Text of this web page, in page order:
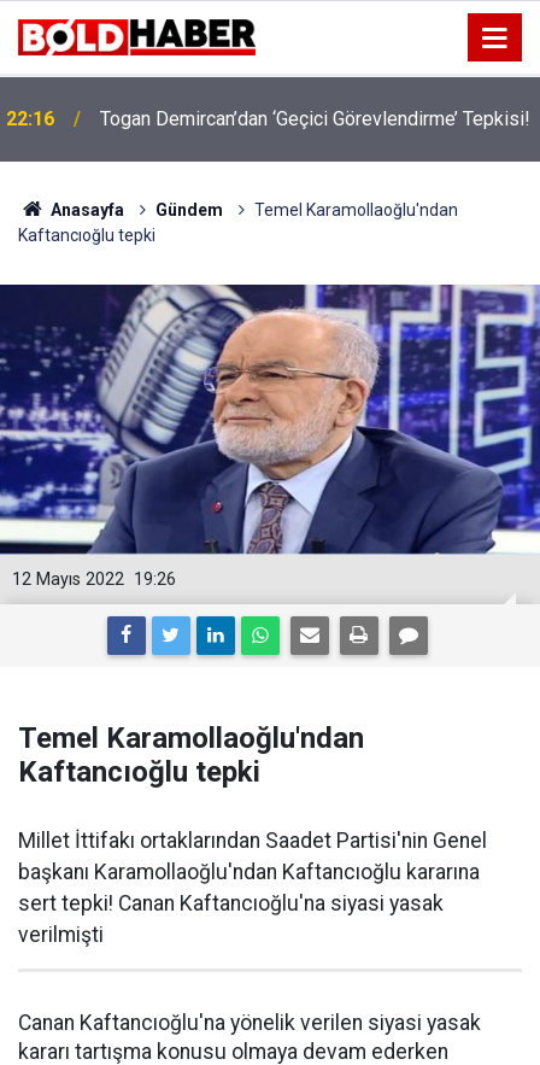
19:32
Sıcak Havalarda Ödem Şikayetini Hafife Almayın!
Anasayfa Gündem
Temel Karamollaoğlu'ndan
Kaftancıoğlu tepki
19:26
12 Mayıs 2022
Temel Karamollaoğlu'ndan
Kaftancıoğlu tepki
Millet İttifakı ortaklarından Saadet Partisi'nin Genel
başkanı Karamollaoğlu'ndan Kaftancıoğlu kararına
sert tepki! Canan Kaftancıoğlu'na siyasi yasak
verilmişti
Canan Kaftancıoğlu'na yönelik verilen siyasi yasak
kararı tartışma konusu olmaya devam ederken